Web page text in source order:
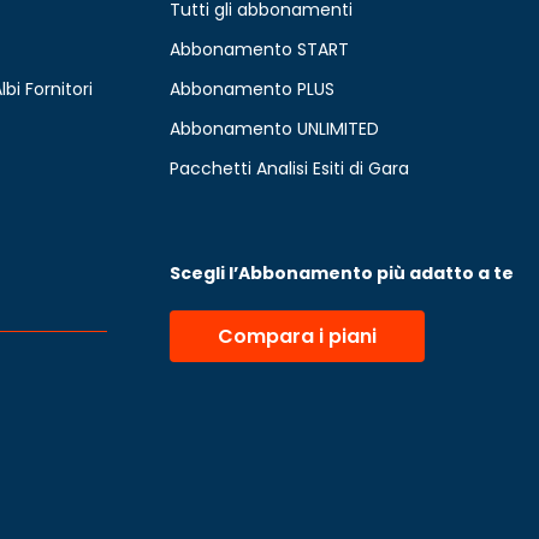
Fornitori
Tutti gli abbonamenti
Abbonamento START
Abbonamento PLUS
Abbonamento UNLIMITED
Pacchetti Analisi Esiti di Gara
Scegli l’Abbonamento più adatto a te
Compara i piani